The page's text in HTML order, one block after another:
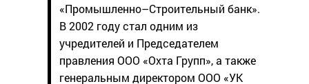
«Промышленно–Строительный банк».
В 2002 году стал одним из
учредителей и Председателем
правления ООО «Охта Групп», а также
генеральным директором ООО «УК